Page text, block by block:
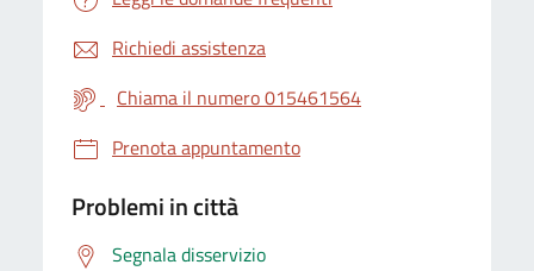
Richiedi assistenza
Chiama il numero 015461564
Prenota appuntamento
Problemi in città
Segnala disservizio